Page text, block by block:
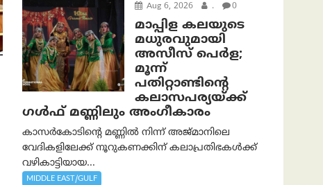
Aug 6, 2026 . 0
മാപ്പിള കലയുടെ
മധുരവുമായി
അസീസ് പെർള;
മൂന്ന്
പതിറ്റാണ്ടിന്റെ
കലാസപര്യയ്ക്ക്
ഗൾഫ് മണ്ണിലും അംഗീകാരം
കാസർകോടിന്റെ മണ്ണിൽ നിന്ന് അജ്മാനിലെ
വേദികളിലേക്ക് നൂറുകണക്കിന് കലാപ്രതിഭകൾക്ക്
വഴികാട്ടിയായ...
MIDDLE EAST/GULF